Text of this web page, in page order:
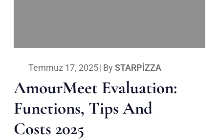
Temmuz 17, 2025| By STARPIZZA
AmourMeet Evaluation:
Functions, Tips And
Costs 2025